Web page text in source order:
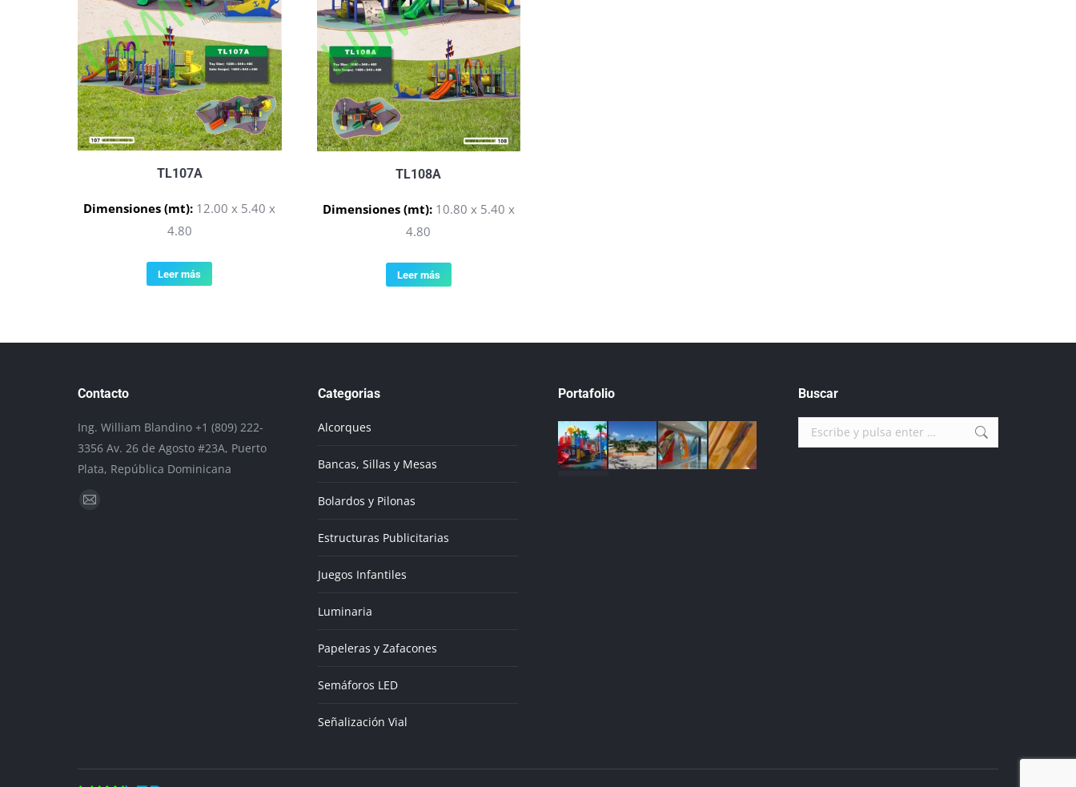
TL107A
Dimensiones (mt): 12.00 x 5.40 x
4.80
Leer más
TL108A
Dimensiones (mt): 10.80 x 5.40 x
4.80
Leer más
Contacto
Ing. William Blandino +1 (809) 222-
3356 Av. 26 de Agosto #23A, Puerto
Plata, República Dominicana
Encuéntranos en:
Mail
Categorias
Alcorques
Bancas, Sillas y Mesas
Bolardos y Pilonas
Estructuras Publicitarias
Juegos Infantiles
Luminaria
Papeleras y Zafacones
Semáforos LED
Señalización Vial
Portafolio Buscar
Buscar: